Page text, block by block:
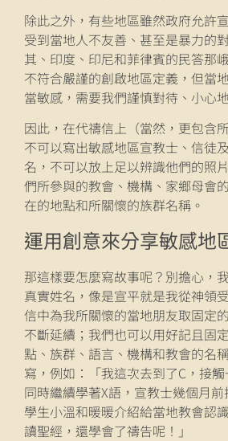
除此之外，有些地區雖然政府允許
受到當地人不友善、甚至是暴力的
其、印度、印尼和菲律賓的民答那
不符合嚴謹的創啟地區定義，但當
當敏感，需要我們謹慎對待、小心
因此，在代禱信上（當然，更包含
不可以寫出敏感地區宣教士、信徒
名，不可以放上足以辨識他們的照
們所參與的教會、機構、家鄉母會
在的地點和所關懷的族群名稱。
運用創意來分享敏感地
那這樣要怎麼寫故事呢？別擔心，
真實姓名，像是宣平就是我從神領
信中為我所關懷的當地朋友取固定
不斷延續；我們也可以用好記且固
點、族群、語言、機構和教會的名
寫，例如：「我這次去到了C，接觸
同時繼續學著X語，宣教士幾個月
學生小溫和暖暖介紹給當地教會認
讀聖經，還學會了禱告呢！」